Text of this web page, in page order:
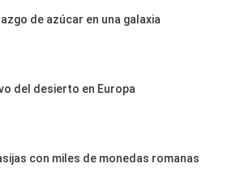
de azúcar en una galaxia
del desierto en Europa
con miles de monedas romanas